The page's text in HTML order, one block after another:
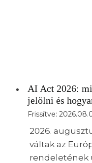
AI Act 2026:
jelölni és
Frissítve:
2026.
váltak az
rendeletének